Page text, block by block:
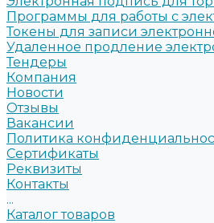
Программы для работы с
Токены для записи
Удаленное продление
Тендеры
Компания
Новости
Отзывы
Вакансии
Политика
Сертификаты
Реквизиты
Контакты
...
Каталог товаров